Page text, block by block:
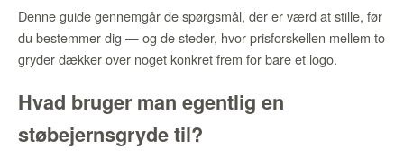
Denne guide gennemgår de spørgsmål, der er værd at stille, før
du bestemmer dig — og de steder, hvor prisforskellen mellem to
gryder dækker over noget konkret frem for bare et logo.
Hvad bruger man egentlig en
støbejernsgryde til?